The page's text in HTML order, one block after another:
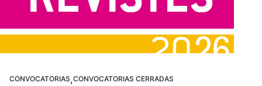
CONVOCATORIAS,CONVOCATORIAS CERRADAS